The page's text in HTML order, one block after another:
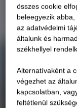
összes cookie
beleegyezik
az adatvédelmi
általunk és
székhellyel
Alternatívaként a
végezhet az
kapcsolatban,
feltétlenül